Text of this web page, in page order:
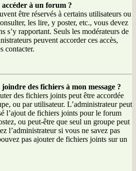
à un forum ?
être réservés à certains utilisateurs ou
les lire, y poster, etc., vous devez
s’y rapportant. Seuls les modérateurs de
peuvent accorder ces accès,
contacter.
des fichiers à mon message ?
des fichiers joints peut être accordée
ou par utilisateur. L’administrateur peut
l’ajout de fichiers joints pour le forum
ou peut-être que seul un groupe peut
l’administrateur si vous ne savez pas
pas ajouter de fichiers joints sur un